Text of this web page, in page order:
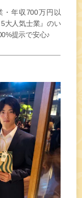
・年収700万円以
大人気士業』のい
提示で安心♪